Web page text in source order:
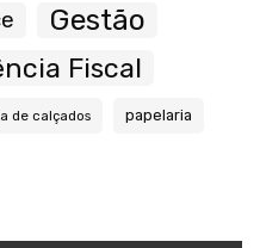
Gestão
Fiscal
de calçados papelaria